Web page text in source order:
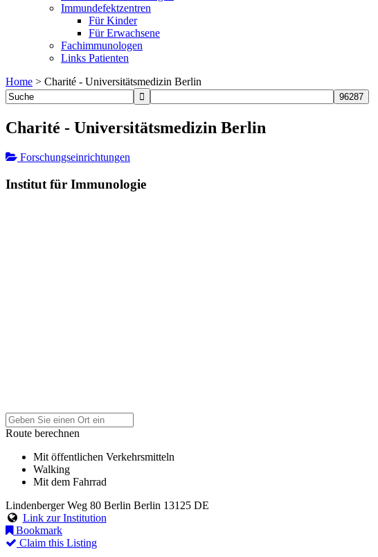
Immundefektzentren
Für Kinder
Für Erwachsene
Fachimmunologen
Links Patienten
Home > Charité - Universitätsmedizin Berlin
Charité - Universitätsmedizin Berlin
Forschungseinrichtungen
Institut für Immunologie
Route berechnen
Mit öffentlichen Verkehrsmitteln
Walking
Mit dem Fahrrad
Lindenberger Weg 80 Berlin Berlin 13125 DE
Link zur Institution
Bookmark
Claim this Listing